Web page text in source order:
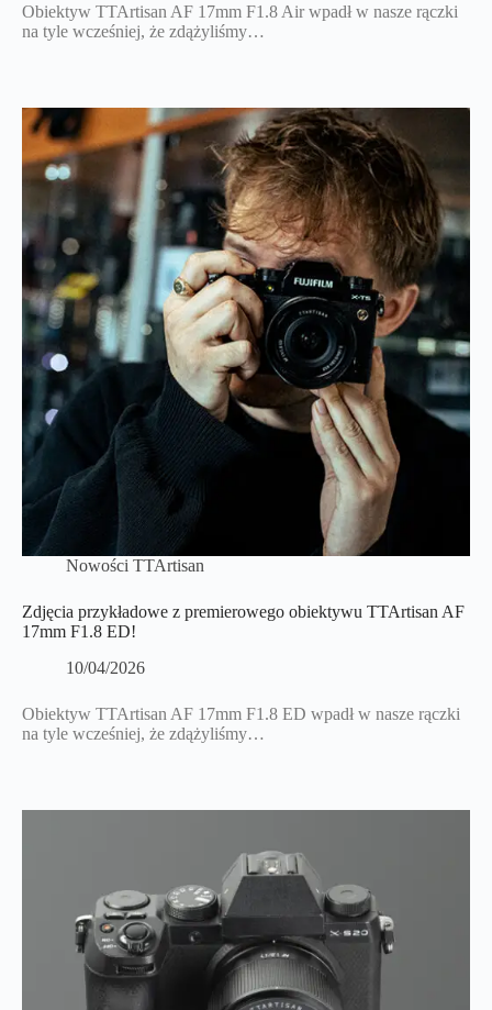
Obiektyw TTArtisan AF 17mm F1.8 Air wpadł w nasze rączki
na tyle wcześniej, że zdążyliśmy…
Nowości TTArtisan
Zdjęcia przykładowe z premierowego obiektywu TTArtisan AF
17mm F1.8 ED!
10/04/2026
Obiektyw TTArtisan AF 17mm F1.8 ED wpadł w nasze rączki
na tyle wcześniej, że zdążyliśmy…